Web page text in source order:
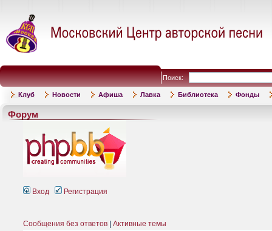
Поиск:
Клуб Новости Афиша Лавка Библиотека Фонды
Форум
Вход Регистрация
Сообщения без ответов Активные темы